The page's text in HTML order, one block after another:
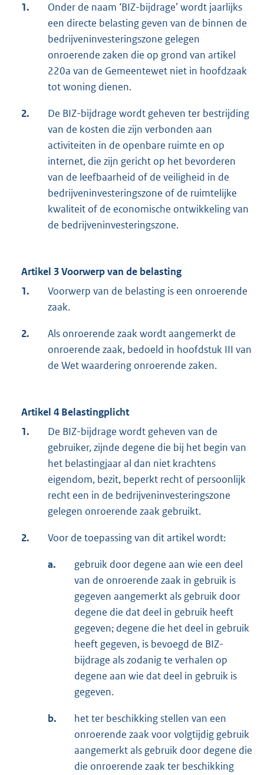
1.
Onder de naam ‘BIZ-bijdrage’ wordt jaarlijks
een directe belasting geven van de binnen de
bedrijveninvesteringszone gelegen
onroerende zaken die op grond van artikel
220a van de Gemeentewet niet in hoofdzaak
tot woning dienen.
2.
De BIZ-bijdrage wordt geheven ter bestrijding
van de kosten die zijn verbonden aan
activiteiten in de openbare ruimte en op
internet, die zijn gericht op het bevorderen
van de leefbaarheid of de veiligheid in de
bedrijveninvesteringszone of de ruimtelijke
kwaliteit of de economische ontwikkeling van
de bedrijveninvesteringszone.
Artikel 3 Voorwerp van de belasting
1.
Voorwerp van de belasting is een onroerende
zaak.
2.
Als onroerende zaak wordt aangemerkt de
onroerende zaak, bedoeld in hoofdstuk III van
de Wet waardering onroerende zaken.
Artikel 4 Belastingplicht
1.
De BIZ-bijdrage wordt geheven van de
gebruiker, zijnde degene die bij het begin van
het belastingjaar al dan niet krachtens
eigendom, bezit, beperkt recht of persoonlijk
recht een in de bedrijveninvesteringszone
gelegen onroerende zaak gebruikt.
2. Voor de toepassing van dit artikel wordt:
a.
gebruik door degene aan wie een deel
van de onroerende zaak in gebruik is
gegeven aangemerkt als gebruik door
degene die dat deel in gebruik heeft
gegeven; degene die het deel in gebruik
heeft gegeven, is bevoegd de BIZ-
bijdrage als zodanig te verhalen op
degene aan wie dat deel in gebruik is
gegeven.
b.
het ter beschikking stellen van een
onroerende zaak voor volgtijdig gebruik
aangemerkt als gebruik door degene die
die onroerende zaak ter beschikking